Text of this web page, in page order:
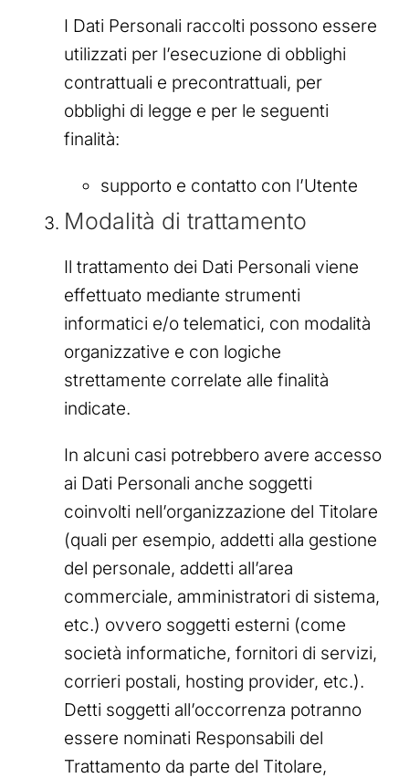
I Dati Personali raccolti possono essere
utilizzati per l’esecuzione di obblighi
contrattuali e precontrattuali, per
obblighi di legge e per le seguenti
finalità:
supporto e contatto con l’Utente
Modalità di trattamento
Il trattamento dei Dati Personali viene
effettuato mediante strumenti
informatici e/o telematici, con modalità
organizzative e con logiche
strettamente correlate alle finalità
indicate.
In alcuni casi potrebbero avere accesso
ai Dati Personali anche soggetti
coinvolti nell’organizzazione del Titolare
(quali per esempio, addetti alla gestione
del personale, addetti all’area
commerciale, amministratori di sistema,
etc.) ovvero soggetti esterni (come
società informatiche, fornitori di servizi,
corrieri postali, hosting provider, etc.).
Detti soggetti all’occorrenza potranno
essere nominati Responsabili del
Trattamento da parte del Titolare,